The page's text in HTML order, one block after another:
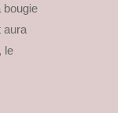
bougie
aura
le